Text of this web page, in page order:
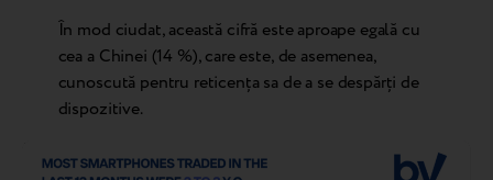
În mod ciudat, această cifră este aproape egală cu
cea a Chinei (14 %), care este, de asemenea,
cunoscută pentru reticența sa de a se despărți de
dispozitive.